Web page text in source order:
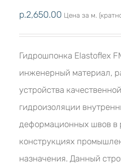
р.2,650.00 Цена за м.
Гидрошпонка Elastoflex
инженерный материал,
устройства
гидроизоляции
деформационных швов в
конструкциях
назначения. Данный